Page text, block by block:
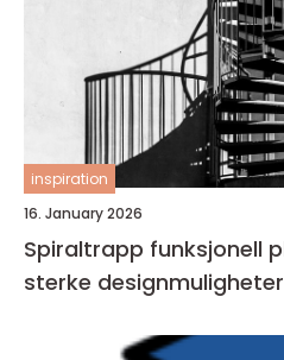
inspiration
16. January 2026
Spiraltrapp funksjonell plassbesparelse med
sterke designmuligheter